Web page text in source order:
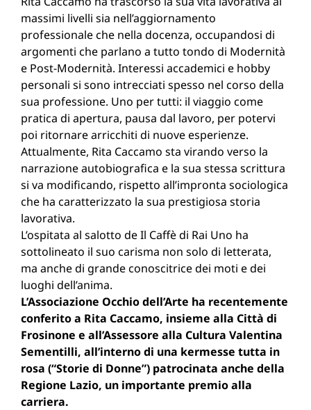
massimi livelli sia nell’aggiornamento
professionale che nella docenza, occupandosi di
argomenti che parlano a tutto tondo di Modernità
e Post-Modernità. Interessi accademici e hobby
personali si sono intrecciati spesso nel corso della
sua professione. Uno per tutti: il viaggio come
pratica di apertura, pausa dal lavoro, per potervi
poi ritornare arricchiti di nuove esperienze.
Attualmente, Rita Caccamo sta virando verso la
narrazione autobiografica e la sua stessa scrittura
si va modificando, rispetto all’impronta sociologica
che ha caratterizzato la sua prestigiosa storia
lavorativa.
L’ospitata al salotto de Il Caffè di Rai Uno ha
sottolineato il suo carisma non solo di letterata,
ma anche di grande conoscitrice dei moti e dei
luoghi dell’anima.
L’Associazione Occhio dell’Arte ha recentemente
conferito a Rita Caccamo, insieme alla Città di
Frosinone e all’Assessore alla Cultura Valentina
Sementilli, all’interno di una kermesse tutta in
rosa (“Storie di Donne”) patrocinata anche della
Regione Lazio, un importante premio alla
carriera.